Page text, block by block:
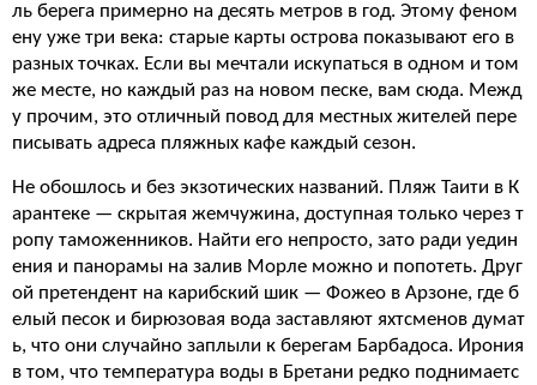
ль берега примерно на десять метров в год. Этому феном
ену уже три века: старые карты острова показывают его в
разных точках. Если вы мечтали искупаться в одном и том
же месте, но каждый раз на новом песке, вам сюда. Межд
у прочим, это отличный повод для местных жителей пере
писывать адреса пляжных кафе каждый сезон.
Не обошлось и без экзотических названий. Пляж Таити в К
арантеке — скрытая жемчужина, доступная только через т
ропу таможенников. Найти его непросто, зато ради уедин
ения и панорамы на залив Морле можно и попотеть. Друг
ой претендент на карибский шик — Фожео в Арзоне, где б
елый песок и бирюзовая вода заставляют яхтсменов думат
ь, что они случайно заплыли к берегам Барбадоса. Ирония
в том, что температура воды в Бретани редко поднимаетс